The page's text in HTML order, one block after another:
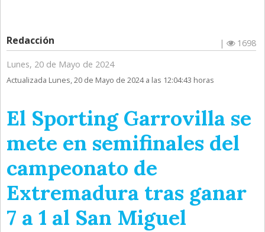
Redacción |
1698
Lunes, 20 de Mayo de 2024
Actualizada Lunes, 20 de Mayo de 2024 a las 12:04:43 horas
El Sporting Garrovilla se
mete en semifinales del
campeonato de
Extremadura tras ganar
7 a 1 al San Miguel